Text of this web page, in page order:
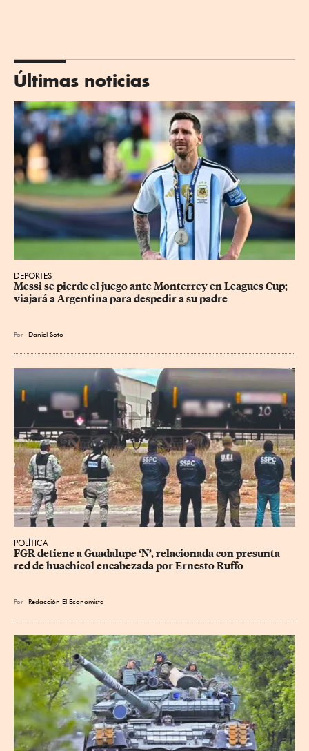
Últimas noticias
DEPORTES
Messi se pierde el juego ante Monterrey en Leagues Cup;
viajará a Argentina para despedir a su padre
Por Daniel Soto
POLÍTICA
FGR detiene a Guadalupe ‘N’, relacionada con presunta
red de huachicol encabezada por Ernesto Ruffo
Por Redacción El Economista